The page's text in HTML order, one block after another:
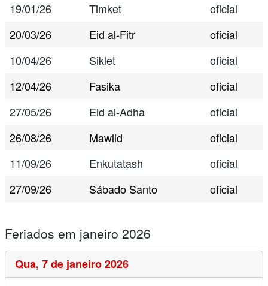
19/01/26
Timket
oficial
20/03/26
Eid al-Fitr
oficial
10/04/26
Siklet
oficial
12/04/26
Fasika
oficial
27/05/26
Eid al-Adha
oficial
26/08/26
Mawlid
oficial
11/09/26
Enkutatash
oficial
27/09/26
Sábado Santo oficial
Feriados em janeiro 2026
Qua, 7 de janeiro 2026